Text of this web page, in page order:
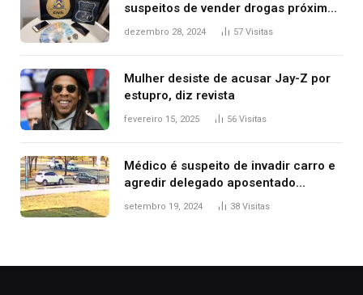
suspeitos de vender drogas próximo
de delegacia e escola, diz polícia
dezembro 28, 2024 57 Visitas
Mulher desiste de acusar Jay-Z por
estupro, diz revista
fevereiro 15, 2025 56 Visitas
Médico é suspeito de invadir carro e
agredir delegado aposentado
durante confusão no trânsito
setembro 19, 2024 38 Visitas